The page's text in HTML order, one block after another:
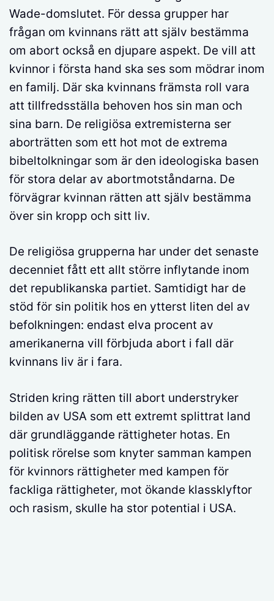
Wade-domslutet. För dessa grupper har
frågan om kvinnans rätt att själv bestämma
om abort också en djupare aspekt. De vill att
kvinnor i första hand ska ses som mödrar inom
en familj. Där ska kvinnans främsta roll vara
att tillfredsställa behoven hos sin man och
sina barn. De religiösa extremisterna ser
aborträtten som ett hot mot de extrema
bibeltolkningar som är den ideologiska basen
för stora delar av abortmotståndarna. De
förvägrar kvinnan rätten att själv bestämma
över sin kropp och sitt liv.
De religiösa grupperna har under det senaste
decenniet fått ett allt större inflytande inom
det republikanska partiet. Samtidigt har de
stöd för sin politik hos en ytterst liten del av
befolkningen: endast elva procent av
amerikanerna vill förbjuda abort i fall där
kvinnans liv är i fara.
Striden kring rätten till abort understryker
bilden av USA som ett extremt splittrat land
där grundläggande rättigheter hotas. En
politisk rörelse som knyter samman kampen
för kvinnors rättigheter med kampen för
fackliga rättigheter, mot ökande klassklyftor
och rasism, skulle ha stor potential i USA.